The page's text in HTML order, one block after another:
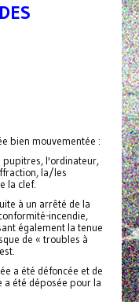
bien mouvementée :
pupitres, l'ordinateur,
la/les
la clef.
à un arrêté de la
incendie,
également la tenue
de « troubles à
a été défoncée et de
a été déposée pour la